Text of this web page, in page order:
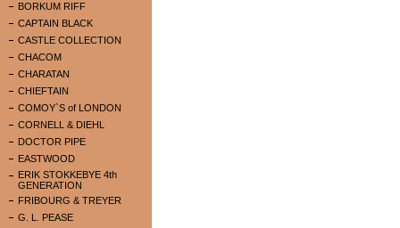
BORKUM RIFF
CAPTAIN BLACK
CASTLE COLLECTION
CHACOM
CHARATAN
CHIEFTAIN
COMOY`S of LONDON
CORNELL & DIEHL
DOCTOR PIPE
EASTWOOD
ERIK STOKKEBYE 4th
GENERATION
FRIBOURG & TREYER
G. L. PEASE